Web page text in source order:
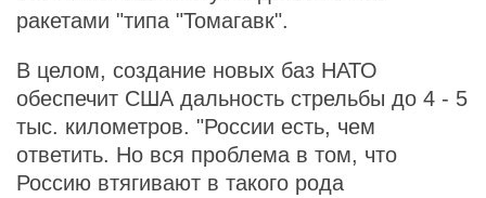
ракетами "типа "Томагавк".
В целом, создание новых баз НАТО
обеспечит США дальность стрельбы до 4 - 5
тыс. километров. "России есть, чем
ответить. Но вся проблема в том, что
Россию втягивают в такого рода